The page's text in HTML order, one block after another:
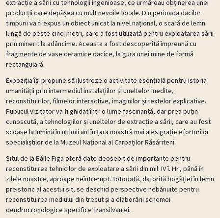
extracție a sării cu tehnologii ingenioase, ce urmăreau obținerea unei
producții care depășea cu mult nevoile locale. Din perioada dacilor
timpurii va fi expus un obiect unicat la nivel național, o scară de lemn
lungă de peste cinci metri, care a fost utilizată pentru exploatarea sării
prin minerit la adâncime. Aceasta a fost descoperită împreună cu
fragmente de vase ceramice dacice, la gura unei mine de formă
rectangulară.
Expoziția își propune să ilustreze o activitate esențială pentru istoria
umanității prin intermediul instalațiilor și uneltelor inedite,
reconstituirilor, filmelor interactive, imaginilor și textelor explicative.
Publicul vizitator va fi ghidat într-o lume fascinantă, dar prea puțin
cunoscută, a tehnologiilor și uneltelor de extracție a sării, care au fost
scoase la lumină în ultimii ani în țara noastră mai ales grație eforturilor
specialiștilor de la Muzeul Național al Carpaților Răsăriteni.
Situl de la Băile Figa oferă date deosebit de importante pentru
reconstituirea tehnicilor de exploatare a sării din mil. IV î. Hr., până în
zilele noastre, aproape neîntrerupt. Totodată, datorită bogăției în lemn
preistoric al acestui sit, se deschid perspective nebănuite pentru
reconstituirea mediului din trecut și a elaborării schemei
dendrocronologice specifice Transilvaniei.